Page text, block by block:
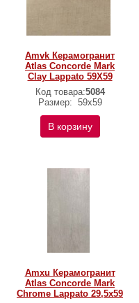
Amvk Керамогранит
Atlas Concorde Mark
Clay Lappato 59X59
Код товара:5084
Размер: 59х59
В корзину
Amxu Керамогранит
Atlas Concorde Mark
Chrome Lappato 29,5x59